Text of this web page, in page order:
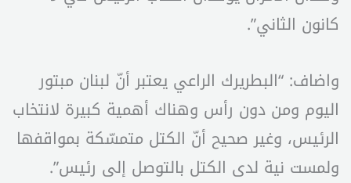
كانون الثاني”.
واضاف: “البطريرك الراعي يعتبر أنّ لبنان مبتور
اليوم ومن دون رأس وهناك أهمية كبيرة لانتخاب
الرئيس، وغير صحيح أنّ الكتل متمسّكة بمواقفها
ولمست نية لدى الكتل بالتوصل إلى رئيس”.